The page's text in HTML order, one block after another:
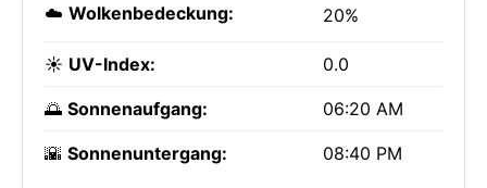
☁️ Wolkenbedeckung: 20%
☀️ UV-Index: 0.0
🌅 Sonnenaufgang: 06:20 AM
🌇 Sonnenuntergang: 08:40 PM